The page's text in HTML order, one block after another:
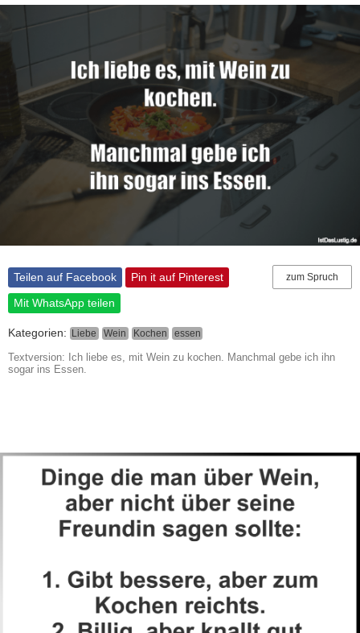
zum Spruch
Teilen auf Facebook
Pin it auf Pinterest
Mit WhatsApp teilen
Kategorien: Liebe Wein Kochen essen
Textversion: Ich liebe es, mit Wein zu kochen. Manchmal gebe ich ihn
sogar ins Essen.